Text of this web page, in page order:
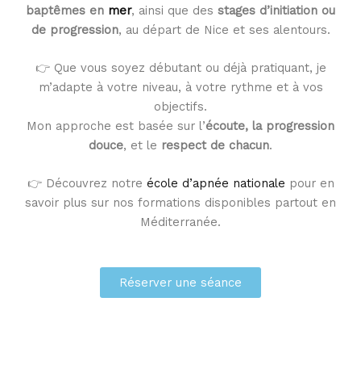
baptêmes en mer, ainsi que des stages d’initiation ou
de progression, au départ de Nice et ses alentours.
👉 Que vous soyez débutant ou déjà pratiquant, je
m’adapte à votre niveau, à votre rythme et à vos
objectifs.
Mon approche est basée sur l’écoute, la progression
douce, et le respect de chacun.
👉 Découvrez notre école d’apnée nationale pour en
savoir plus sur nos formations disponibles partout en
Méditerranée.
Réserver une séance